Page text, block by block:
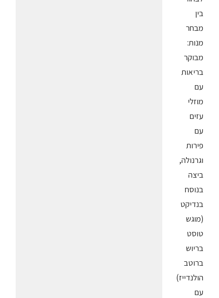
בין
מבחר
מנות:
מבוקר
בריאות
עם
מוזלי
עזים
עם
פירות
וגרנולה,
ביצה
בנוסח
בנדיקט
(מוגש
טוסט
בריוש
ברוטב
הולנדייז)
עם